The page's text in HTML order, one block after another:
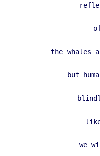
the whales
but
we